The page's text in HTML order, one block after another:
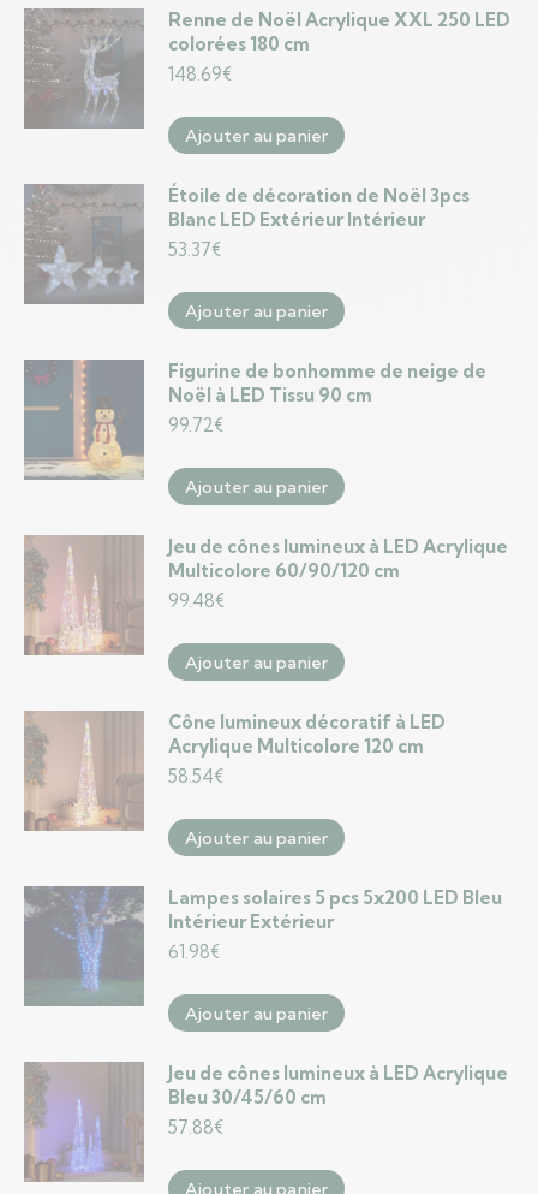
Renne de Noël Acrylique XXL 250 LED
colorées 180 cm
148.69€
Ajouter au panier
Étoile de décoration de Noël 3pcs
Blanc LED Extérieur Intérieur
53.37€
Ajouter au panier
Figurine de bonhomme de neige de
Noël à LED Tissu 90 cm
99.72€
Ajouter au panier
Jeu de cônes lumineux à LED Acrylique
Multicolore 60/90/120 cm
99.48€
Ajouter au panier
Cône lumineux décoratif à LED
Acrylique Multicolore 120 cm
58.54€
Ajouter au panier
Lampes solaires 5 pcs 5x200 LED Bleu
Intérieur Extérieur
61.98€
Ajouter au panier
Jeu de cônes lumineux à LED Acrylique
Bleu 30/45/60 cm
57.88€